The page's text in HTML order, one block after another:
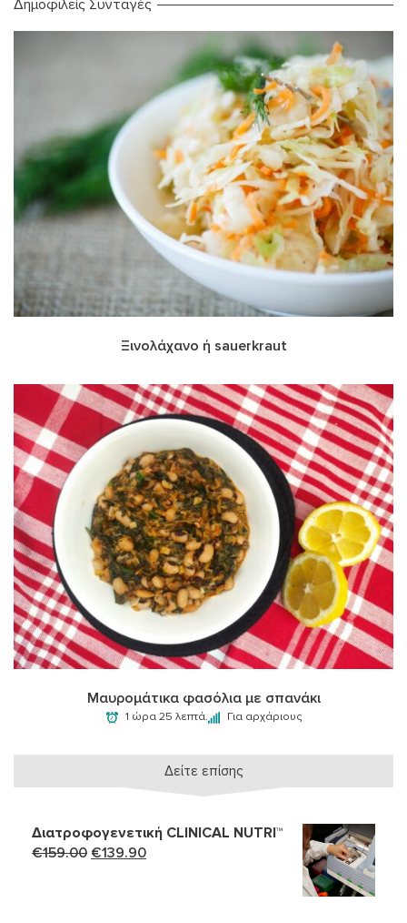
Δημοφιλείς Συνταγές
Ξινολάχανο ή sauerkraut
Μαυρομάτικα φασόλια με σπανάκι
1 ώρα 25 λεπτά. Για αρχάριους
Δείτε επίσης
Διατροφογενετική CLINICAL NUTRI™
€159.00 Original
€139.90Η